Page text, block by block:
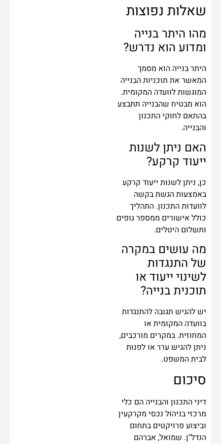
שאלות נפוצות
מהו היתר בנייה
ומדוע הוא נדרש?
היתר בנייה הוא מסמך
המאשר את תוכניות הבנייה
המוגשות לוועדה המקומית.
הוא מבטיח שהבנייה תתבצע
בהתאם לחוקי התכנון
והבנייה.
האם ניתן לשנות
ייעוד קרקע?
כן, ניתן לשנות ייעוד קרקע
באמצעות הגשת בקשה
לוועדות התכנון. התהליך
כולל אישורים ממספר גופים
ותשלום היטלים.
מה עושים במקרה
של התנגדות
לשינוי ייעוד או
תוכנית בנייה?
יש להגיש תגובה להתנגדות
בוועדה המקומית או
המחוזית. במקרים מורכבים,
ניתן להגיש ערר או לפנות
לבית המשפט.
סיכום
דיני התכנון והבנייה הם כלי
מרכזי בניהול נכסי מקרקעין
וביצוע פרויקטים בתחום
הנדל"ן. שמואל, אברהם